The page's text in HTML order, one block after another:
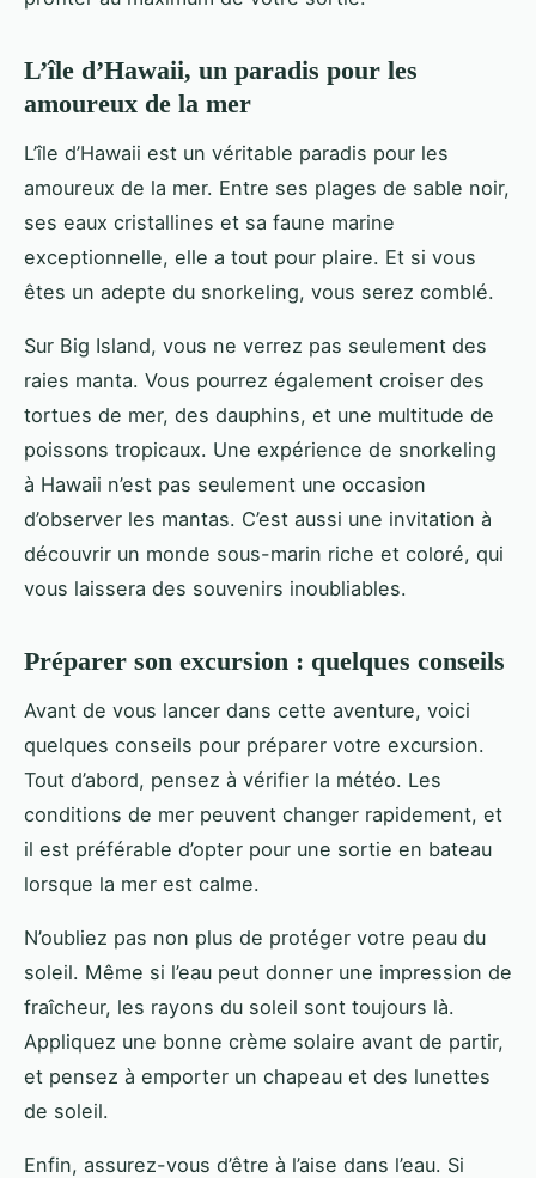
L’île d’Hawaii, un paradis pour les
amoureux de la mer
L’île d’Hawaii est un véritable paradis pour les
amoureux de la mer. Entre ses plages de sable noir,
ses eaux cristallines et sa faune marine
exceptionnelle, elle a tout pour plaire. Et si vous
êtes un adepte du snorkeling, vous serez comblé.
Sur Big Island, vous ne verrez pas seulement des
raies manta. Vous pourrez également croiser des
tortues de mer, des dauphins, et une multitude de
poissons tropicaux. Une expérience de snorkeling
à Hawaii n’est pas seulement une occasion
d’observer les mantas. C’est aussi une invitation à
découvrir un monde sous-marin riche et coloré, qui
vous laissera des souvenirs inoubliables.
Préparer son excursion : quelques conseils
Avant de vous lancer dans cette aventure, voici
quelques conseils pour préparer votre excursion.
Tout d’abord, pensez à vérifier la météo. Les
conditions de mer peuvent changer rapidement, et
il est préférable d’opter pour une sortie en bateau
lorsque la mer est calme.
N’oubliez pas non plus de protéger votre peau du
soleil. Même si l’eau peut donner une impression de
fraîcheur, les rayons du soleil sont toujours là.
Appliquez une bonne crème solaire avant de partir,
et pensez à emporter un chapeau et des lunettes
de soleil.
Enfin, assurez-vous d’être à l’aise dans l’eau. Si